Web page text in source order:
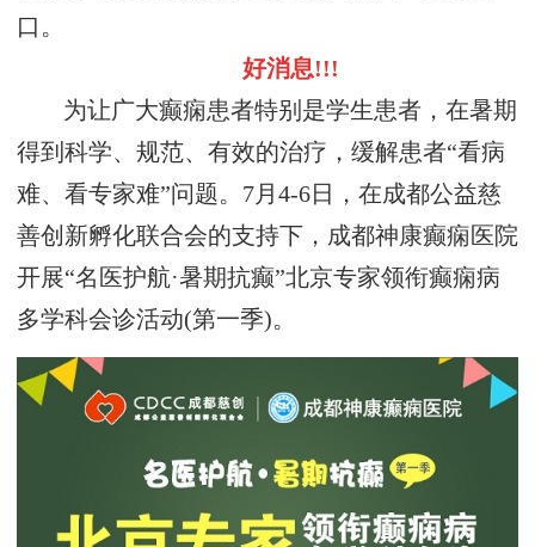
口。
好消息!!!
为让广大癫痫患者特别是学生患者，在暑期
得到科学、规范、有效的治疗，缓解患者“看病
难、看专家难”问题。7月4-6日，在成都公益慈
善创新孵化联合会的支持下，成都神康癫痫医院
开展“名医护航·暑期抗癫”北京专家领衔癫痫病
多学科会诊活动(第一季)。